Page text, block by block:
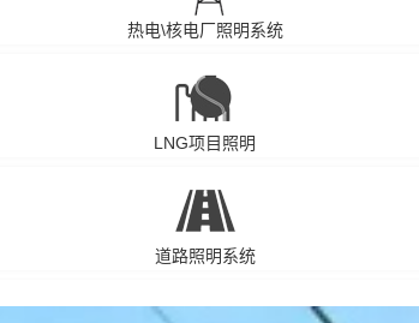
热电\核电厂照明系统
LNG项目照明
道路照明系统